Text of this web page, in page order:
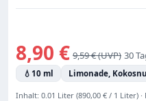
Verkaufspreis:
8,90 € Regulärer Preis:
9,59 € 30
💧 10 ml Limonade,
Inhalt: 0.01 Liter (890,00 € / 1 Liter) ·